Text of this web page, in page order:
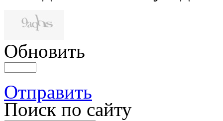
Обновить
Отправить
Поиск по сайту